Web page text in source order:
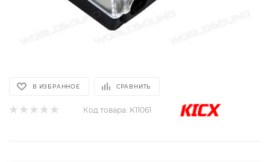
В ИЗБРАННОЕ СРАВНИТЬ
Код товара: K11061